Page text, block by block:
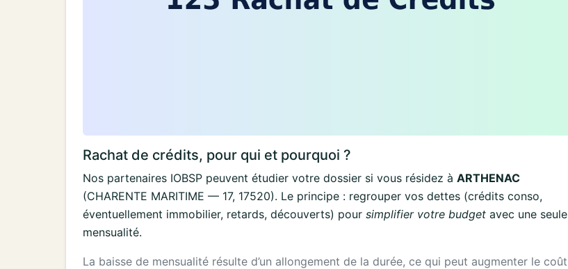
Rachat de crédits, pour qui et pourquoi ?
Nos partenaires IOBSP peuvent étudier votre dossier si vous résidez à ARTHENAC
(CHARENTE MARITIME — 17, 17520). Le principe : regrouper vos dettes (crédits conso,
éventuellement immobilier, retards, découverts) pour simplifier votre budget avec une seule
mensualité.
La baisse de mensualité résulte d’un allongement de la durée, ce qui peut augmenter le coût